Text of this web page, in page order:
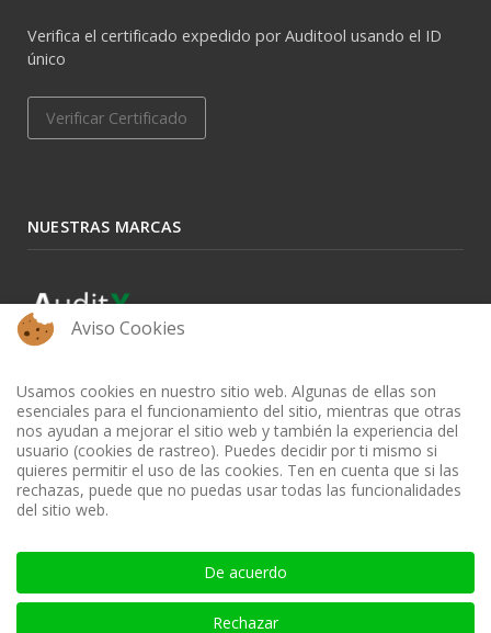
Verifica el certificado expedido por Auditool usando el ID
único
Verificar Certificado
NUESTRAS MARCAS
BIBLIOTECA AUDITOOL - ISSN: 2665-1696 y 2665-3508
Aviso Cookies
Usamos cookies en nuestro sitio web. Algunas de ellas son
esenciales para el funcionamiento del sitio, mientras que otras
nos ayudan a mejorar el sitio web y también la experiencia del
usuario (cookies de rastreo). Puedes decidir por ti mismo si
quieres permitir el uso de las cookies. Ten en cuenta que si las
rechazas, puede que no puedas usar todas las funcionalidades
del sitio web.
De acuerdo
Rechazar